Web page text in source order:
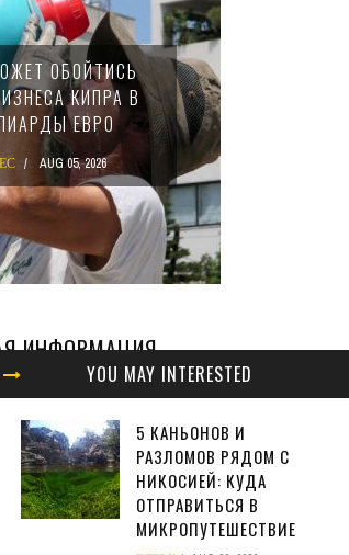
YOU MAY INTERESTED
5 КАНЬОНОВ И
РАЗЛОМОВ РЯДОМ С
НИКОСИЕЙ: КУДА
ОТПРАВИТЬСЯ В
МИКРОПУТЕШЕСТВИЕ
ОБОЙТИСЬ
КИПРА В
ЕВРО
AUG 05, 2026
ИНФОРМАЦИЯ